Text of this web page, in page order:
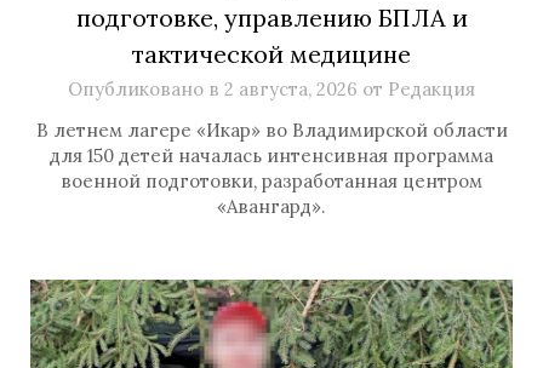
подготовке, управлению БПЛА и
тактической медицине
Опубликовано в 2 августа, 2026 от Редакция
В летнем лагере «Икар» во Владимирской области
для 150 детей началась интенсивная программа
военной подготовки, разработанная центром
«Авангард».